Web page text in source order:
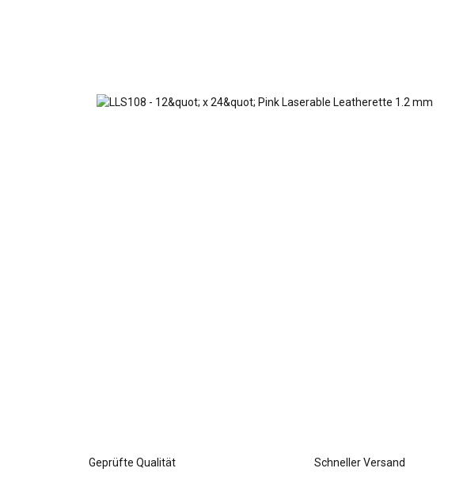
Geprüfte Qualität Schneller Versand